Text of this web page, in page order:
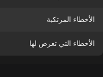
الأخطاء المرتكبة
الأخطاء التي تعرض لها